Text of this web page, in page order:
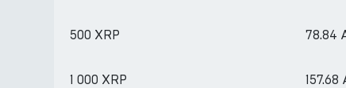
500 XRP 78.84
1 000 XRP 157.68